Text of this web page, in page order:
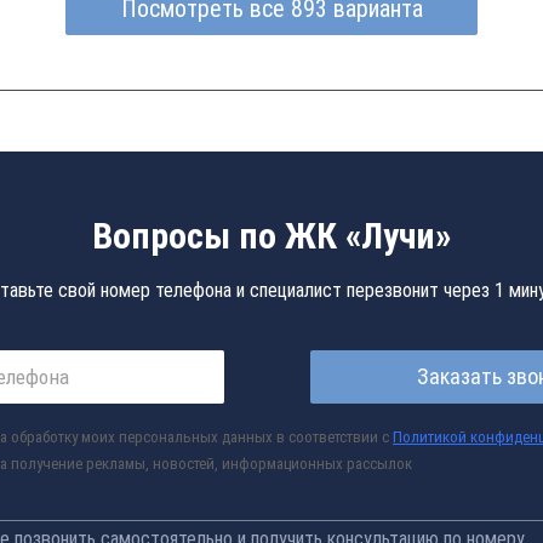
Посмотреть все 893 варианта
Вопросы по ЖК «Лучи»
свой номер телефона и специалист перезвонит через 1
Заказать
обработку моих персональных данных в соответствии с Политикой
получение рекламы, новостей, информационных рассылок